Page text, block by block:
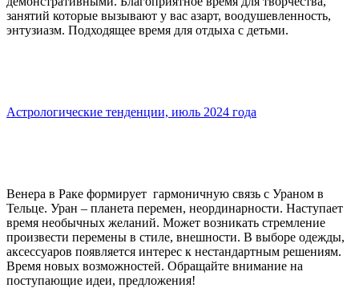
занятий которые вызывают у вас азарт, воодушевленность,
энтузиазм. Подходящее время для отдыха с детьми.
Астрологические тенденции, июль 2024 года
Венера в Раке формирует гармоничную связь с Ураном в
Тельце. Уран – планета перемен, неординарности. Наступает
время необычных желаний. Может возникать стремление
произвести перемены в стиле, внешности. В выборе одежды,
аксессуаров появляется интерес к нестандартным решениям.
Время новых возможностей. Обращайте внимание на
поступающие идеи, предложения!